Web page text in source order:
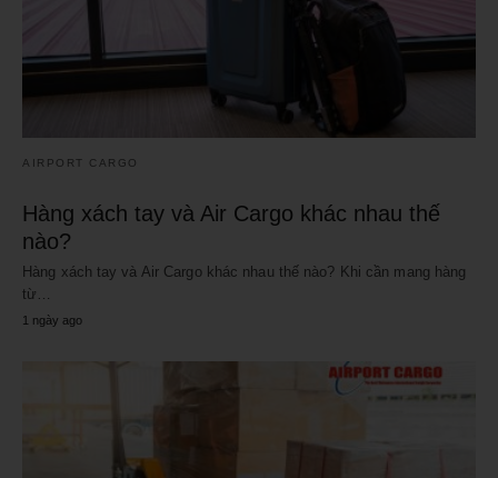
AIRPORT CARGO
Hàng xách tay và Air Cargo khác nhau thế
nào?
Hàng xách tay và Air Cargo khác nhau thế nào? Khi cần mang hàng
từ…
1 ngày ago